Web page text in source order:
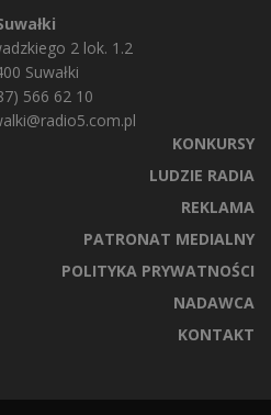
2 lok. 1.2
Suwałki
566 62 10
KONKURSY
LUDZIE RADIA
REKLAMA
PATRONAT MEDIALNY
POLITYKA PRYWATNOŚCI
NADAWCA
KONTAKT